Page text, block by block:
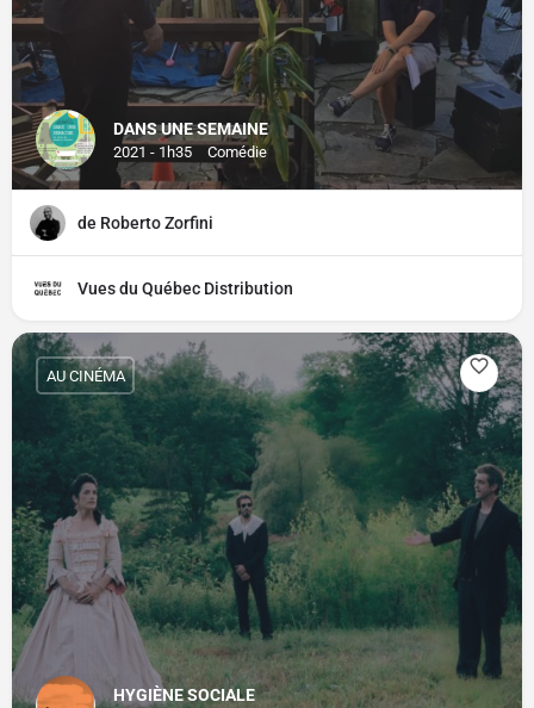
DANS UNE SEMAINE
2021 - 1h35 Comédie
de Roberto Zorfini
Vues du Québec Distribution
HYGIÈNE SOCIALE
AU CINÉMA